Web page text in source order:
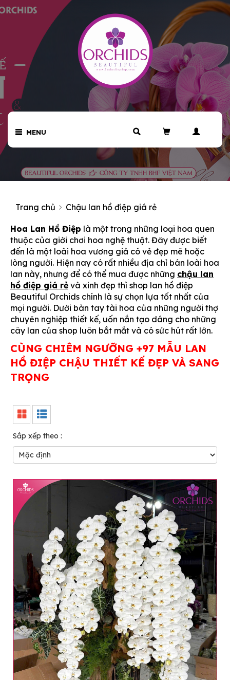
MENU
Trang chủ Chậu lan hồ điệp giá rẻ
Hoa Lan Hồ Điệp là một trong những loại hoa quen
thuộc của giới chơi hoa nghệ thuật. Đây được biết
đến là một loài hoa vương giả có vẻ đẹp mê hoặc
lòng người. Hiện nay có rất nhiều địa chỉ bán loài hoa
lan này, nhưng để có thể mua được những chậu lan
hồ điệp giá rẻ và xinh đẹp thì shop lan hồ điệp
Beautiful Orchids chính là sự chọn lựa tốt nhất của
mọi người. Dưới bàn tay tài hoa của những người thợ
chuyên nghiệp thiết kế, uốn nắn tạo dáng cho những
cây lan của shop luôn bắt mắt và có sức hút rất lớn.
CÙNG CHIÊM NGƯỠNG +97 MẪU LAN
HỒ ĐIỆP CHẬU THIẾT KẾ ĐẸP VÀ SANG
TRỌNG
Sắp xếp theo :